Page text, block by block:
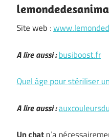
Site web :
A lire aussi :busiboost.fr
Quel âge pour stériliser
A lire aussi :